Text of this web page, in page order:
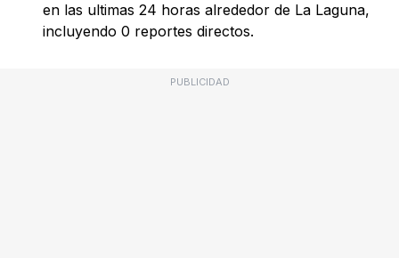
en las ultimas 24 horas alrededor de La Laguna,
incluyendo 0 reportes directos.
PUBLICIDAD